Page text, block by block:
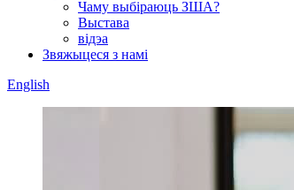
Чаму выбіраюць ЗША?
Выстава
відэа
Звяжыцеся з намі
English